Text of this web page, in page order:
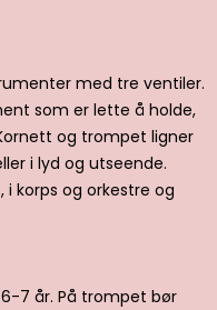
med tre ventiler.
som er lette å holde,
og trompet ligner
i lyd og utseende.
korps og orkestre og
7 år. På trompet bør